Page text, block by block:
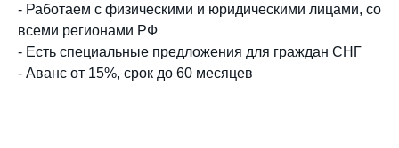
- Работаем с физическими и юридическими лицами, со
всеми регионами РФ
- Есть специальные предложения для граждан СНГ
- Аванс от 15%, срок до 60 месяцев